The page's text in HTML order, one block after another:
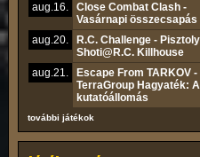
aug.16.
Close Combat Clash -
Vasárnapi összecsapás
aug.20.
R.C. Challenge -
Shoti@R.C. Killhouse
aug.21.
Escape From TARKOV -
TerraGroup Hagyaték: A
kutatóállomás
további játékok